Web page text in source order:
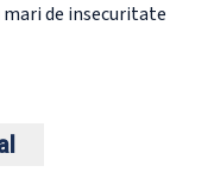
de insecuritate